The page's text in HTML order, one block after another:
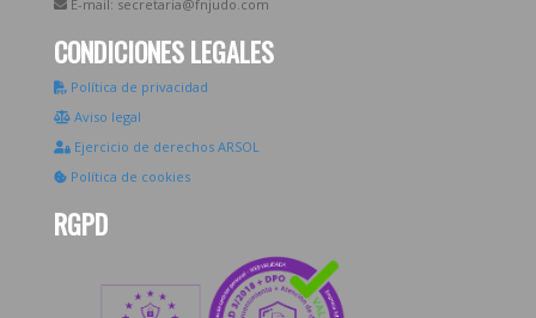
E-mail: secretaria@fnjudo.com
CONDICIONES LEGALES
Política de privacidad
Aviso legal
Ejercicio de derechos ARSOL
Política de cookies
RGPD